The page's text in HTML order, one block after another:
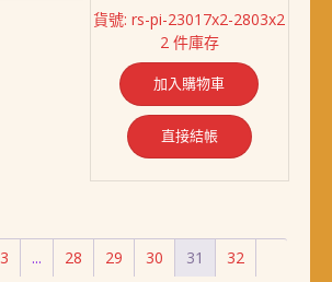
價
格：
NT$ 1,989。
價
NT$ 1,838。
貨號: rs-pi-23017x2-2803x2
2 件庫存
加入購物車
直接結帳
3 ... 28 29 30 31
32